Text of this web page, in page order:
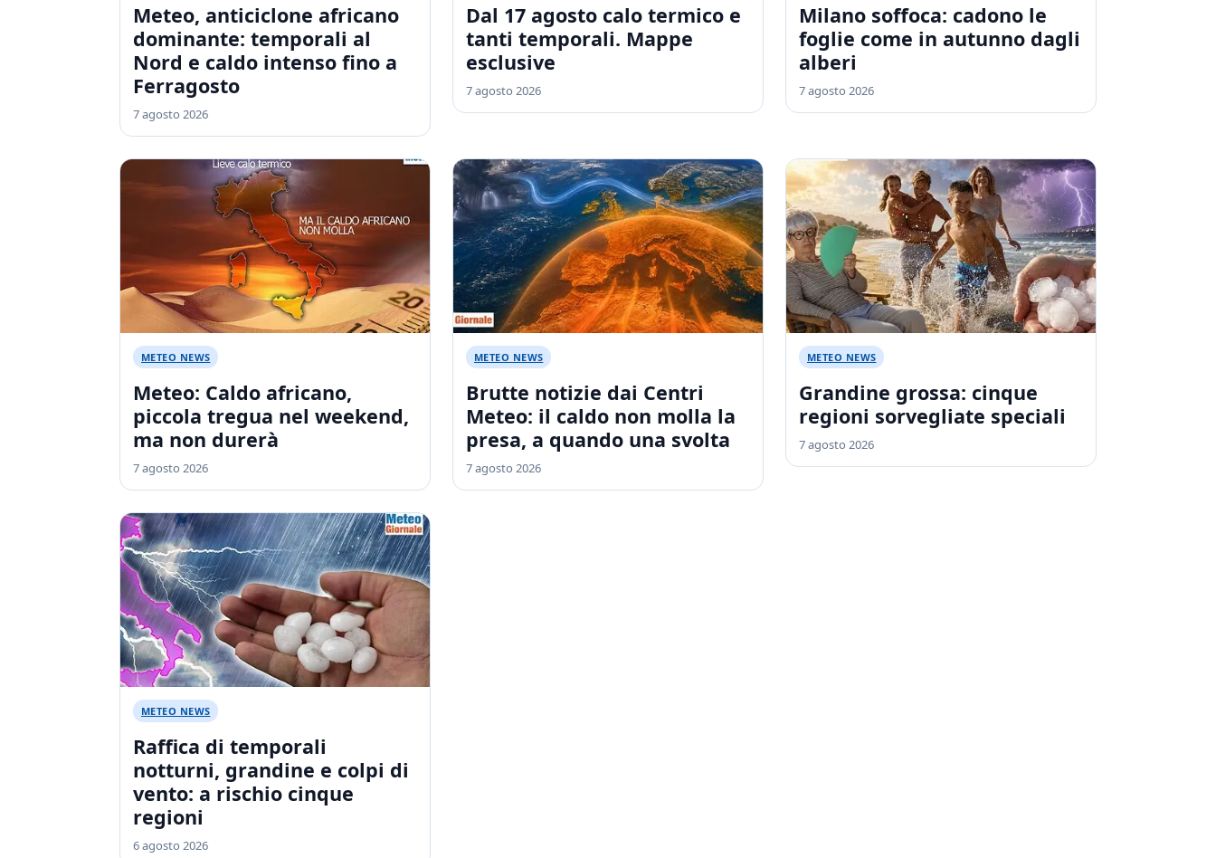
Meteo, anticiclone africano
dominante: temporali al
Nord e caldo intenso fino a
Ferragosto
7 agosto 2026
Dal 17 agosto calo termico e
tanti temporali. Mappe
esclusive
7 agosto 2026
Milano soffoca: cadono le
foglie come in autunno dagli
alberi
7 agosto 2026
METEO NEWS
Meteo: Caldo africano,
piccola tregua nel weekend,
ma non durerà
7 agosto 2026
METEO NEWS
Brutte notizie dai Centri
Meteo: il caldo non molla la
presa, a quando una svolta
7 agosto 2026
METEO NEWS
Grandine grossa: cinque
regioni sorvegliate speciali
7 agosto 2026
METEO NEWS
Raffica di temporali
notturni, grandine e colpi di
vento: a rischio cinque
regioni
6 agosto 2026